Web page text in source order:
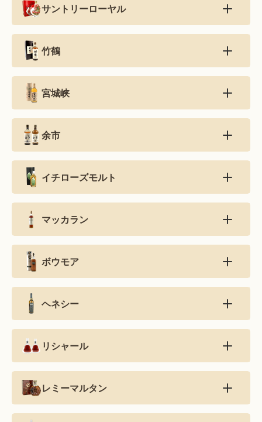
サントリーローヤル
竹鶴
宮城峡
余市
イチローズモルト
マッカラン
ボウモア
ヘネシー
リシャール
レミーマルタン